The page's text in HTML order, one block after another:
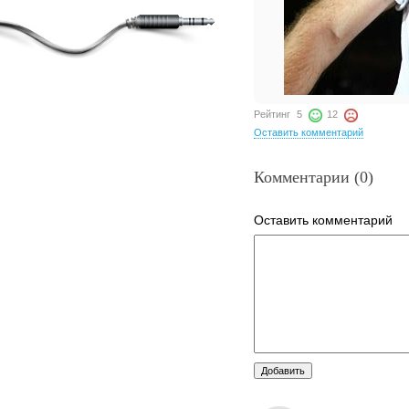
Рейтинг 5
12
Оставить комментарий
Комментарии (0)
Оставить комментарий